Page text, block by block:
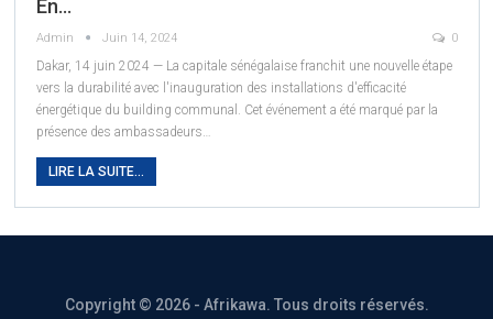
En…
Admin Juin 14, 2024 0
Dakar, 14 juin 2024 — La capitale sénégalaise franchit une nouvelle étape
vers la durabilité avec l'inauguration des installations d'efficacité
énergétique du building communal. Cet événement a été marqué par la
présence des ambassadeurs
LIRE LA SUITE...
Copyright © 2026 - Afrikawa. Tous droits réservés.